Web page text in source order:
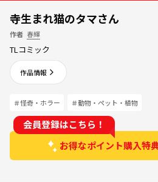
寺生まれ猫のタマさん
作者 春輝
TLコミック
作品情報
＃怪奇・ホラー ＃動物・ペット・植物
お得なポイント購入特
会員登録はこちら！